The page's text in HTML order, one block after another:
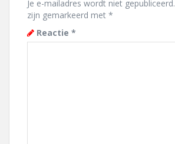
Je e-mailadres wordt niet gepubliceerd.
zijn gemarkeerd met *
Reactie *